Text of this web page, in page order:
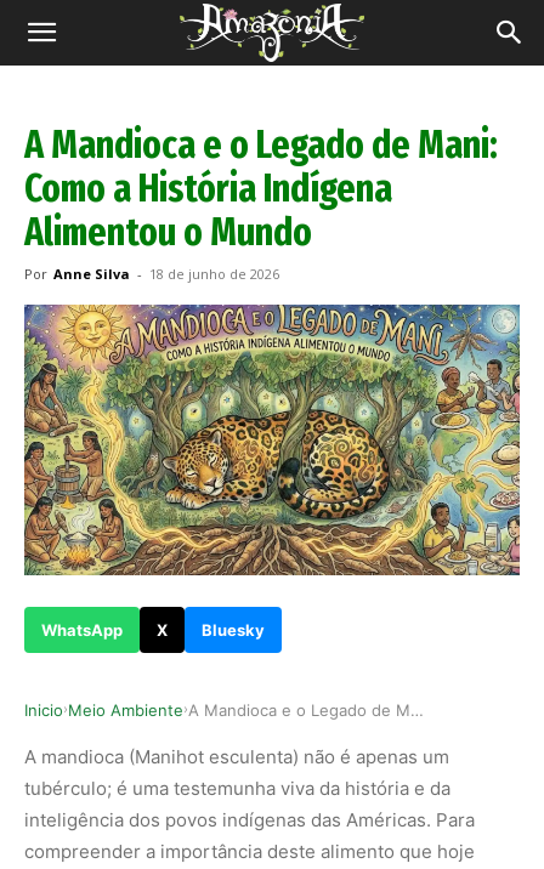
Revista
A Mandioca e o Legado de Mani:
Como a História Indígena
Alimentou o Mundo
Por Anne Silva - 18 de junho de 2026
WhatsApp X Bluesky
Inicio›Meio Ambiente› A Mandioca e o Legado de Mani: Como a História …
A mandioca (Manihot esculenta) não é apenas um
tubérculo; é uma testemunha viva da história e da
inteligência dos povos indígenas das Américas. Para
compreender a importância deste alimento que hoje